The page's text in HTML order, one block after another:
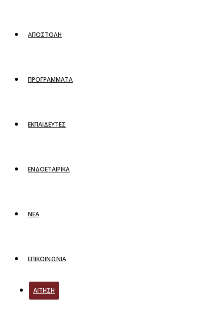
ΑΠΟΣΤΟΛΗ
ΠΡΟΓΡΑΜΜΑΤΑ
ΕΚΠΑΙΔΕΥΤΕΣ
ΕΝΔΟΕΤΑΙΡΙΚΑ
ΝΕΑ
ΕΠΙΚΟΙΝΩΝΙΑ
ΑΙΤΗΣΗ